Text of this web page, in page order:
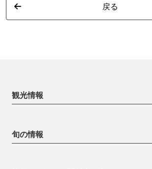
戻る
観光情報
旬の情報